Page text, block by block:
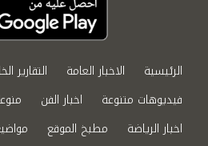
الرئيسية الاخبار العامة التقارير
فيديوهات متنوعة
اخبار الفن
اخبار الرياضة
مطبخ الموقع